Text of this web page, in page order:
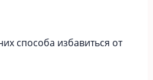
способа избавиться от